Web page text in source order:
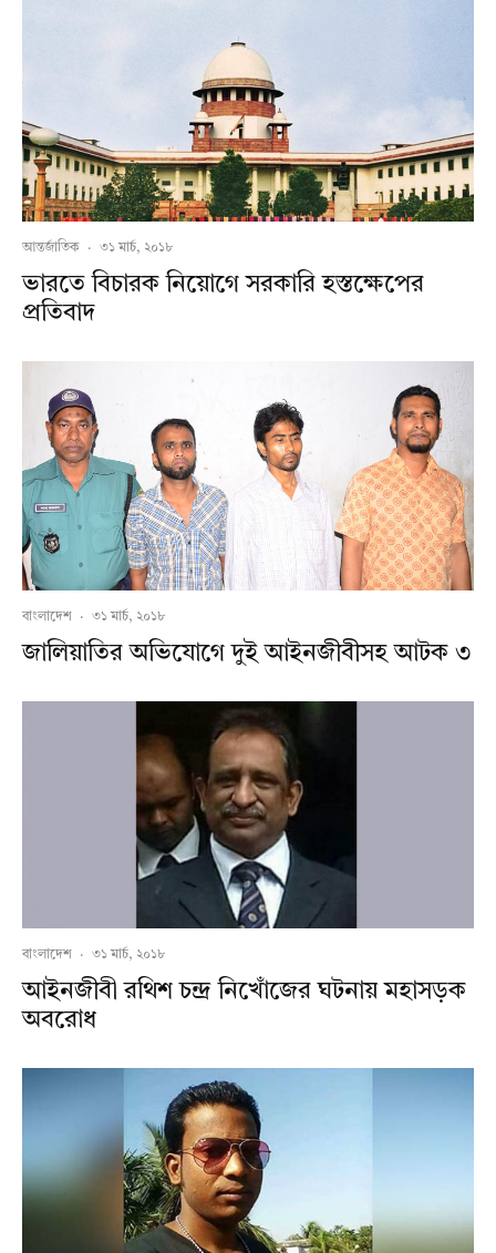
আন্তর্জাতিক · ৩১ মার্চ, ২০১৮
ভারতে বিচারক নিয়োগে সরকারি হস্তক্ষেপের
প্রতিবাদ
বাংলাদেশ · ৩১ মার্চ, ২০১৮
জালিয়াতির অভিযোগে দুই আইনজীবীসহ আটক ৩
বাংলাদেশ · ৩১ মার্চ, ২০১৮
আইনজীবী রথিশ চন্দ্র নিখোঁজের ঘটনায় মহাসড়ক
অবরোধ